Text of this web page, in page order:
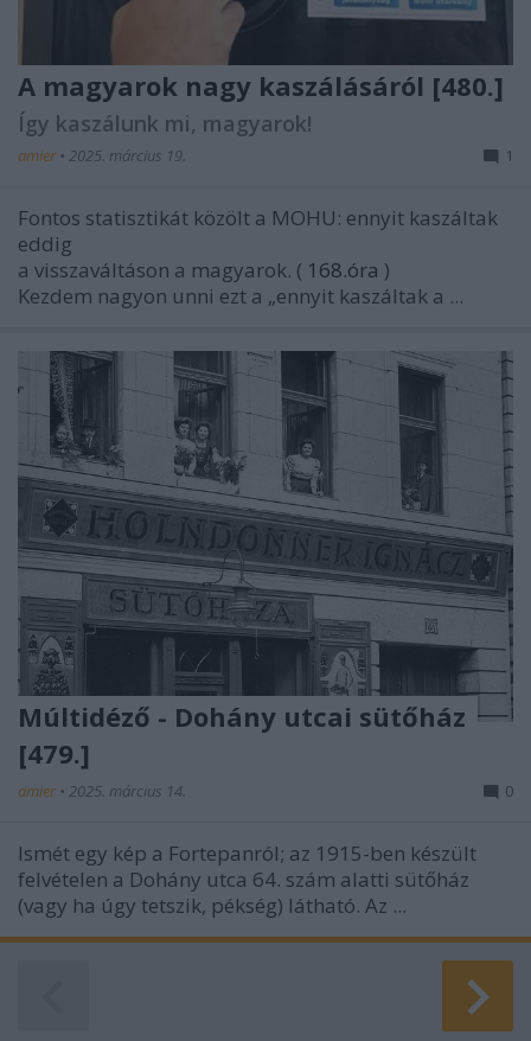
A magyarok nagy kaszálásáról [480.]
Így kaszálunk mi, magyarok!
amier • 2025. március 19. 1
Fontos statisztikát közölt a MOHU: ennyit kaszáltak
eddig
a visszaváltáson a magyarok. ( 168.óra )
Kezdem nagyon unni ezt a „ennyit kaszáltak a ...
Múltidéző - Dohány utcai sütőház
[479.]
amier • 2025. március 14. 0
Ismét egy kép a Fortepanról; az 1915-ben készült
felvételen a Dohány utca 64. szám alatti sütőház
(vagy ha úgy tetszik, pékség) látható. Az ...